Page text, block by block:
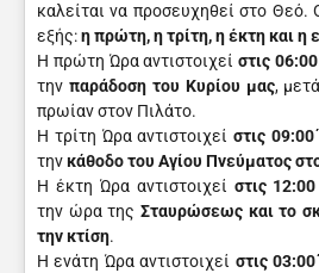
καλείται να προσευχηθεί στο Θεό.
εξής:η πρώτη, η τρίτη, η έκτη και η
Η πρώτη Ώρα αντιστοιχεί στις
την παράδοση του Κυρίου μας,
πρωίαν στον Πιλάτο.
Η τρίτη Ώρα αντιστοιχεί στις
τηνκάθοδο του Αγίου Πνεύματος
Η έκτη Ώρα αντιστοιχεί στις
την ώρα της Σταυρώσεως και το
την κτίση.
Η ενάτη Ώρα αντιστοιχεί στις